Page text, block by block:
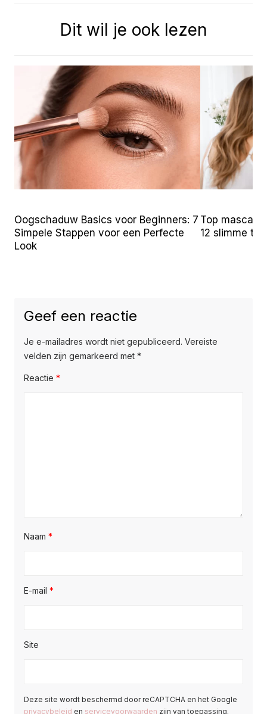
Dit wil je ook lezen
Oogschaduw Basics voor Beginners: 7
Simpele Stappen voor een Perfecte
Look
Top
12 slimme
Geef een reactie
Je e-mailadres wordt niet gepubliceerd. Vereiste
velden zijn gemarkeerd met *
Reactie *
Naam *
E-mail *
Site
Deze site wordt beschermd door reCAPTCHA en het Google
privacybeleid en servicevoorwaarden zijn van toepassing.